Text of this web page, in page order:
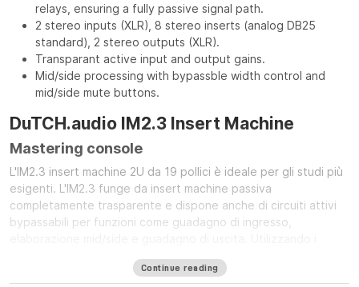
relays, ensuring a fully passive signal path.
2 stereo inputs (XLR), 8 stereo inserts (analog DB25
standard), 2 stereo outputs (XLR).
Transparant active input and output gains.
Mid/side processing with bypassble width control and
mid/side mute buttons.
DuTCH.audio IM2.3 Insert Machine
Mastering console
L'IM2.3 insert machine 2U da 19 pollici è ideale per gli studi più
esigenti. L'IM2.3 funge da insert machine passiva
completamente trasparente e dispone anche di circuiti attivi
bypassabili per funzioni come guadagno di ingresso,
stereo, 2 uscite stereo e 8 inserti stereo (secondo lo standard
Continue reading